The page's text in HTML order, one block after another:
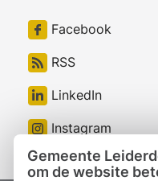
Gemeente
om de website
Facebook
RSS
LinkedIn
Instagram